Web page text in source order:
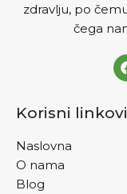
zdravlju, po
čega
Korisni linkovi
Naslovna
O nama
Blog